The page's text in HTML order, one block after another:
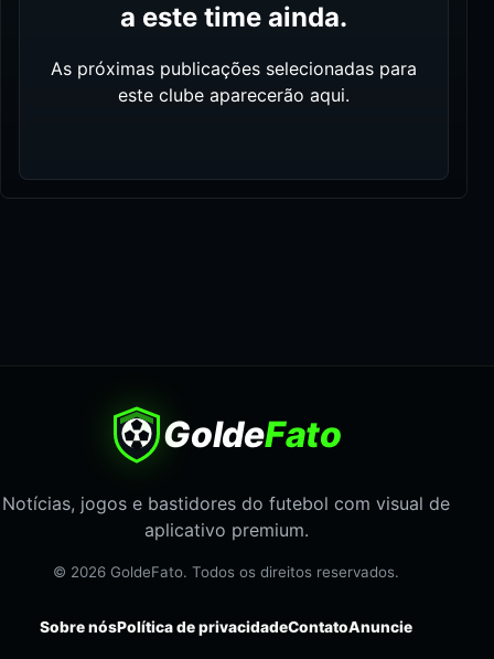
a este time ainda.
As próximas publicações selecionadas para
este clube aparecerão aqui.
GoldeFato
Notícias, jogos e bastidores do futebol com visual de
aplicativo premium.
© 2026 GoldeFato. Todos os direitos reservados.
Sobre nósPolítica de privacidadeContatoAnuncie